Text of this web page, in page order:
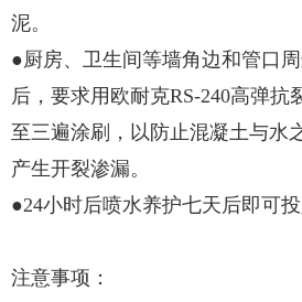
泥。
●厨房、卫生间等墙角边和管口
后，要求用欧耐克RS-240高弹抗
至三遍涂刷，以防止混凝土与水
产生开裂渗漏。
●24小时后喷水养护七天后即可投
注意事项：